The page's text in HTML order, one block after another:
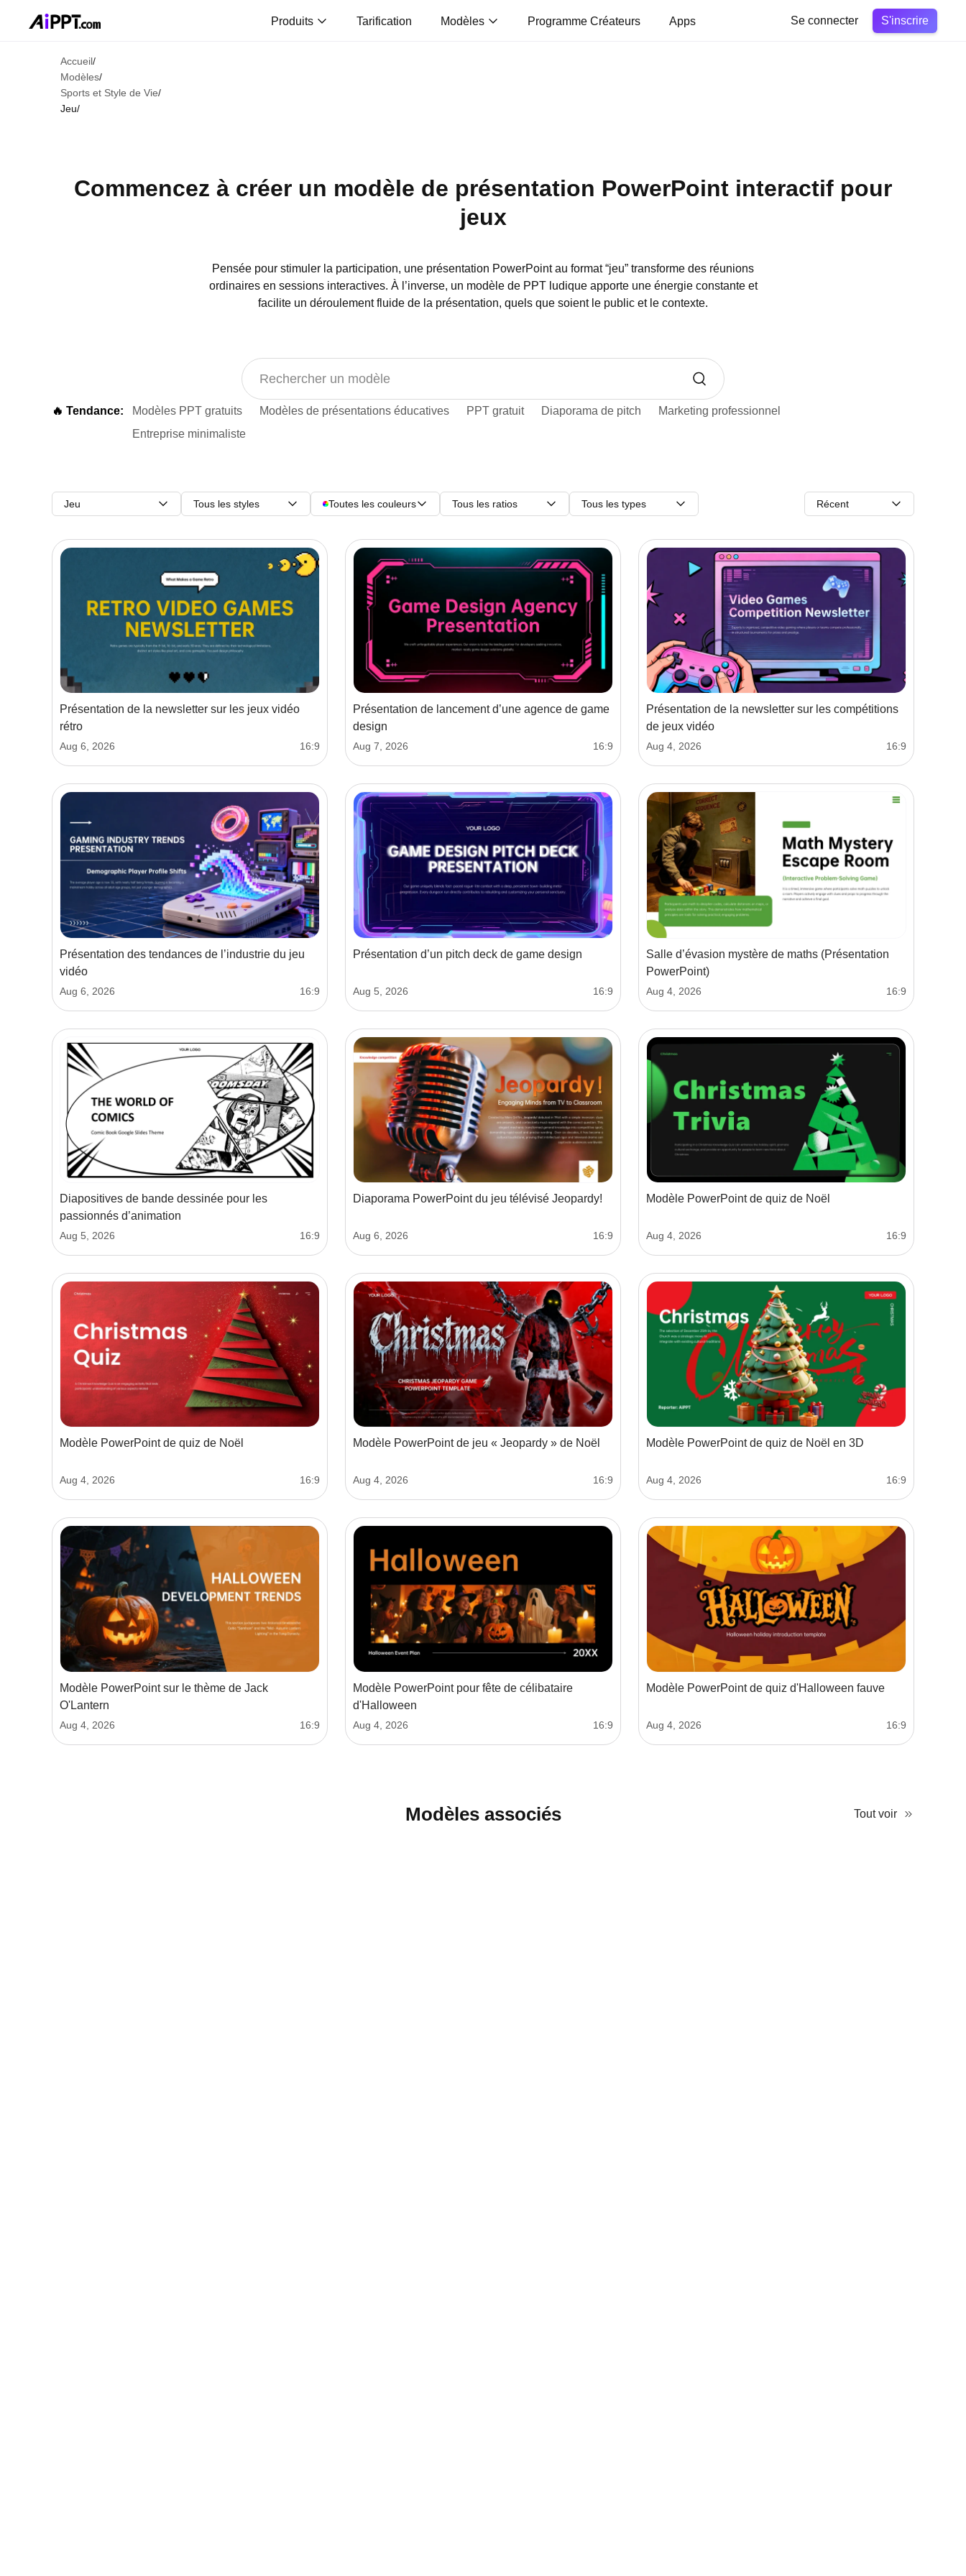
Produits Tarification Modèles Programme Créateurs Apps Se connecter S'inscrire
Accueil/
Modèles/
Sports et Style de Vie/
Jeu/
Commencez à créer un modèle de présentation PowerPoint interactif pour
jeux
Pensée pour stimuler la participation, une présentation PowerPoint au format “jeu” transforme des réunions
ordinaires en sessions interactives. À l’inverse, un modèle de PPT ludique apporte une énergie constante et
facilite un déroulement fluide de la présentation, quels que soient le public et le contexte.
🔥 Tendance: Modèles PPT gratuits Modèles de présentations éducatives PPT gratuit Diaporama de pitch
Marketing professionnel
Entreprise minimaliste
Jeu Tous les styles Toutes les couleurs Tous les ratios Tous les types Récent
Présentation de la newsletter sur les jeux vidéo
rétro
Aug 6, 2026 16:9
Présentation de lancement d’une agence de game
design
Aug 7, 2026 16:9
Présentation de la newsletter sur les compétitions
de jeux vidéo
Aug 4, 2026 16:9
Présentation des tendances de l’industrie du jeu
vidéo
Aug 6, 2026 16:9
Présentation d’un pitch deck de game design
Aug 5, 2026 16:9
Salle d’évasion mystère de maths (Présentation
PowerPoint)
Aug 4, 2026 16:9
Diapositives de bande dessinée pour les
passionnés d’animation
Aug 5, 2026 16:9
Diaporama PowerPoint du jeu télévisé Jeopardy!
Aug 6, 2026 16:9
Modèle PowerPoint de quiz de Noël
Aug 4, 2026 16:9
Modèle PowerPoint de quiz de Noël
Aug 4, 2026 16:9
Modèle PowerPoint de jeu « Jeopardy » de Noël
Aug 4, 2026 16:9
Modèle PowerPoint de quiz de Noël en 3D
Aug 4, 2026 16:9
Modèle PowerPoint sur le thème de Jack
O'Lantern
Aug 4, 2026 16:9
Modèle PowerPoint pour fête de célibataire
d'Halloween
Aug 4, 2026 16:9
Modèle PowerPoint de quiz d'Halloween fauve
Aug 4, 2026 16:9
Modèles associés Tout voir